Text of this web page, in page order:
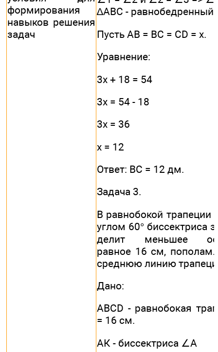
формирования
навыков решения
задач
∆АВС - равнобедренный.
Пусть АВ = ВС = CD = х.
Уравнение:
3х + 18 = 54
3х = 54 - 18
3х = 36
х = 12
Ответ: ВС = 12 дм.
Задача 3.
В равнобокой трапеции
углом 60° биссектриса
делит меньшее
равное 16 см, пополам.
среднюю линию
Дано:
ABCD - равнобокая
= 16 см.
АК - биссектриса ∠А